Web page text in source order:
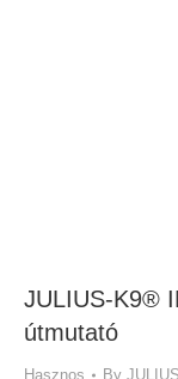
JULIUS-K9®
útmutató
Hasznos By